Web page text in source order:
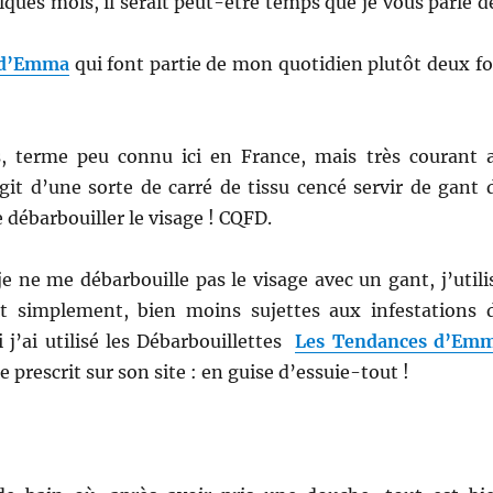
qui font partie de mon quotidien plutôt deux
terme peu connu ici en France, mais très courant
d’une sorte de carré de tissu cencé servir de gant
le visage ! CQFD.
ne me débarbouille pas le visage avec un gant,
simplement, bien moins sujettes aux infestations
j’ai utilisé les Débarbouillettes
Les Tendances
prescrit sur son site : en guise d’essuie-tout !